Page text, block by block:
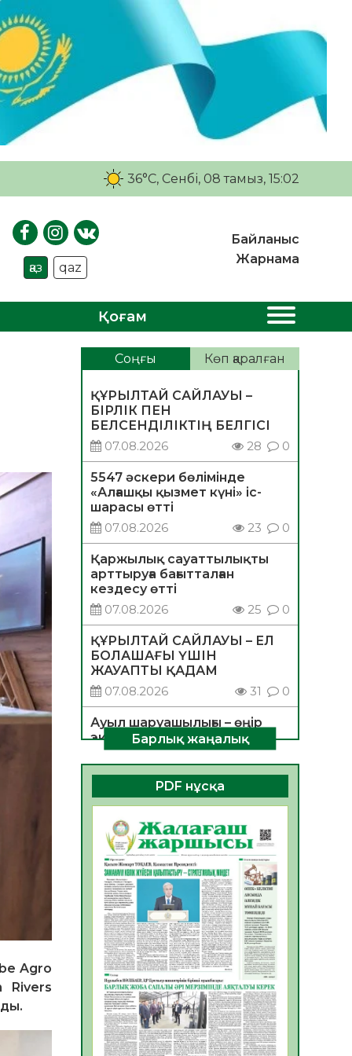
36°C, Сенбі, 08 тамыз, 15:02
қаз qaz
Байланыс
Жарнама
Қоғам
Agro
Rivers
Соңғы Көп қаралған
ҚҰРЫЛТАЙ САЙЛАУЫ –
БІРЛІК ПЕН
БЕЛСЕНДІЛІКТІҢ БЕЛГІСІ
07.08.2026
28 0
5547 әскери бөлімінде
«Алғашқы қызмет күні» іс-
шарасы өтті
07.08.2026
23 0
Қаржылық сауаттылықты
арттыруға бағытталған
кездесу өтті
07.08.2026
25 0
ҚҰРЫЛТАЙ САЙЛАУЫ – ЕЛ
БОЛАШАҒЫ ҮШІН
ЖАУАПТЫ ҚАДАМ
07.08.2026
31 0
Ауыл шаруашылығы – өңір
экономикасының негізгі
тірегі
06.08.2026
39 0
ҚОҒАМДЫҚ БЕЛСЕНДІЛІК –
ЕЛ ДАМУЫНЫҢ НЕГІЗІ
06.08.2026
36
ҚҰРЫЛТАЙ САЙЛАУЫ –
БОЛАШАҚҚА БАСТАР
ЖАУАПТЫ ТАҢДАУ
06.08.2026
38
Инфекциялық ауруларға
қарсы иммундау
жұмыстарының тиімділігі
06.08.2026
40
Көкжөтел ауруы туралы
Барлық жаңалық
PDF нұсқа